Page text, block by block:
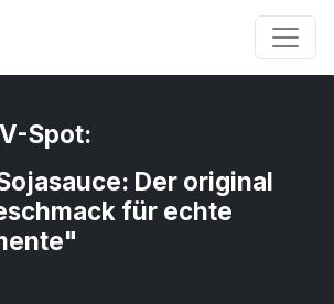
Spot:
Der original
für echte